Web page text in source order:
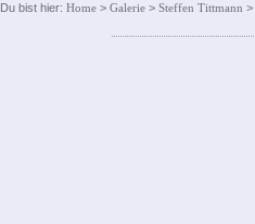
Du bist hier: Home > Galerie > Steffen Tittmann >